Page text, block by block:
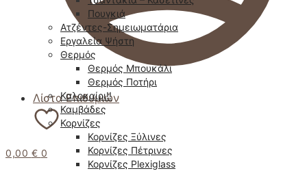
Λίστα Επιθυμιών
0,00 € 0
Πουγκιά
Ατζέντες-Σημειωματάρια
Εργαλεία Ψήστη
Θερμός
Θερμός Μπουκάλι
Θερμός Ποτήρι
Καλοκαίρι!!
Καμβάδες
Κορνίζες
Κορνίζες Ξύλινες
Κορνίζες Πέτρινες
Κορνίζες Plexiglass